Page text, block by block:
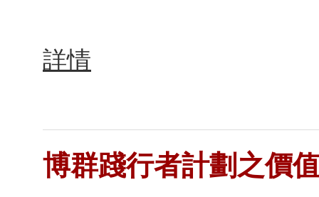
詳情
博群踐行者計劃之價